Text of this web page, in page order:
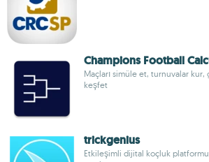
Champions Football
Maçları simüle et, turnuvalar kur,
keşfet
trickgenius
Etkileşimli dijital koçluk